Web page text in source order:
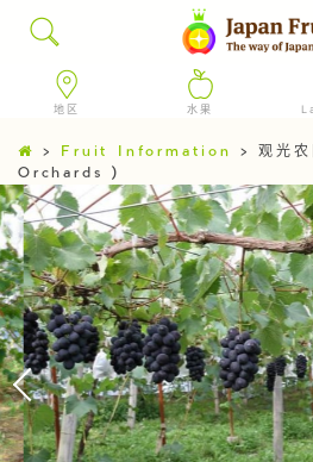
地区 水果
> Fruit Information >观光
Orchards )